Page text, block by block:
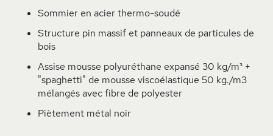
Sommier en acier thermo-soudé
Structure pin massif et panneaux de particules de
bois
Assise mousse polyuréthane expansé 30 kg/m³ +
"spaghetti" de mousse viscoélastique 50 kg./m3
mélangés avec fibre de polyester
Piètement métal noir